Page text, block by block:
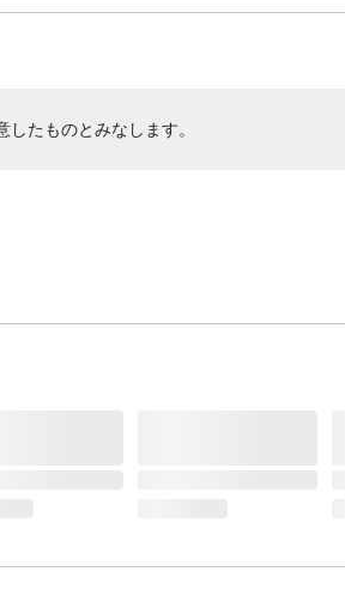
たものとみなします。